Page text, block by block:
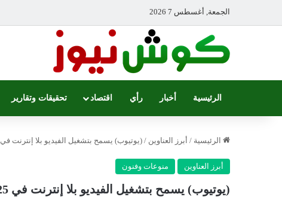
الجمعة, أغسطس 7 2026
الرئيسية أخبار رأي اقتصاد تحقيقات وتقارير
الرئيسية / أبرز العناوين / (يوتيوب) يسمح بتشغيل الفيديو بلا إنترنت في 125 بلداً
أبرز العناوين منوعات وفنون
(يوتيوب) يسمح بتشغيل الفيديو بلا إنترنت في 125 بلداً